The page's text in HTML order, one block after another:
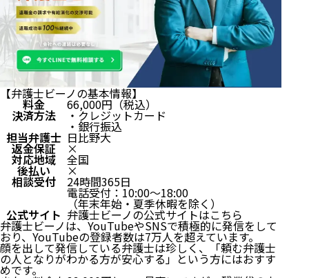
【弁護士ビーノの基本情報】
料金 66,000円（税込）
決済方法 ・クレジットカード
・銀行振込
担当弁護士 日比野大
返金保証 ×
対応地域 全国
後払い ×
相談受付 24時間365日
電話受付：10:00～18:00
（年末年始・夏季休暇を除く）
公式サイト 弁護士ビーノの公式サイトはこちら
弁護士ビーノは、YouTubeやSNSで積極的に発信をして
おり、YouTubeの登録者数は7万人を超えています。
顔を出して発信している弁護士は珍しく、「頼む弁護士
の人となりがわかる方が安心する」という方にはおすす
めです。